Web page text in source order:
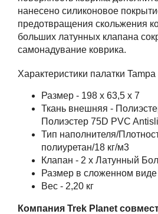
нанесено силиконовое
предотвращения скольжения
больших латунных клапана
самонадувание коврика.
Характеристики палатки Tampa
Размер - 198 х 63,5 х 7
Ткань внешняя -
Полиэстер 75D PVC
Тип наполнителя/
полиуретан/18 кг/м3
Клапан - 2 х Латунный
Размер в сложенном виде
Вес - 2,20 кг
Компания Trek Planet